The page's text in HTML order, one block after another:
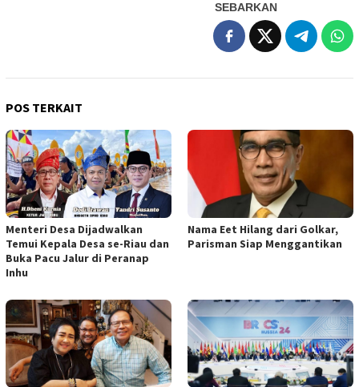
SEBARKAN
POS TERKAIT
Menteri Desa Dijadwalkan
Temui Kepala Desa se-Riau dan
Buka Pacu Jalur di Peranap
Inhu
Nama Eet Hilang dari Golkar,
Parisman Siap Menggantikan